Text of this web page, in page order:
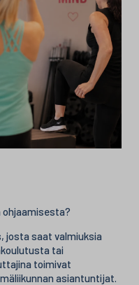
ohjaamisesta?
josta saat valmiuksia
tai
toimivat
asiantuntijat.